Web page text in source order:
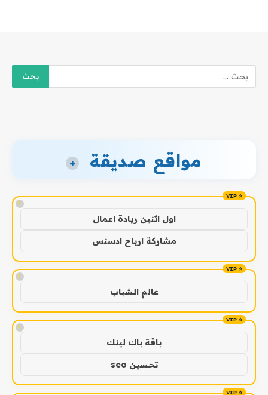
مواقع صديقة +
!
اول اثنين ريادة اعمال
مشاركة ارباح ادسنس
!
عالم الشباب
!
باقة باك لينك
تحسين seo